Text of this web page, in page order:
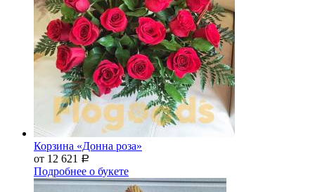
Корзина «Донна роза»
от 12 621
Р
Подробнее о букете